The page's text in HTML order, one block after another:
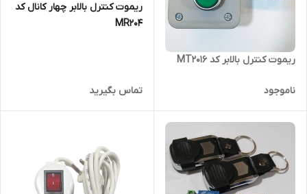
ریموت کنترل بالابر کد MT2016
ناموجود
ریموت کنترل بالابر چهار کانال کد
MR204
تماس بگیرید